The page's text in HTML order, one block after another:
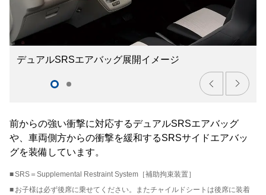
前からの強い衝撃に対応するデュアルSRSエアバッグ
や、車両側方からの衝撃を緩和するSRSサイドエアバッ
グを装備しています。
■SRS＝Supplemental Restraint System［補助拘束装置］
■ お子様は必ず後席に乗せてください。またチャイルドシートは後席に装着
デュアルSRSエアバッグ展開イメージ